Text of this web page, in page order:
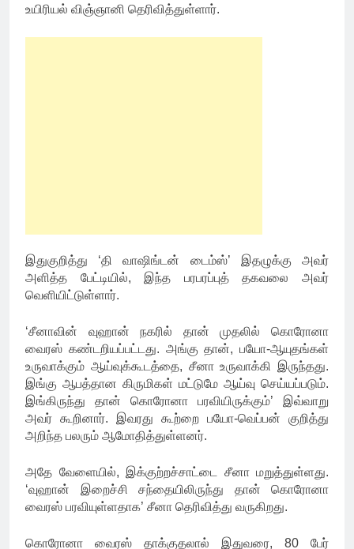
உயிரியல் விஞ்ஞானி தெரிவித்துள்ளார்.
இதுகுறித்து ‘தி வாஷிங்டன் டைம்ஸ்’ இதழுக்கு அவர்
அளித்த பேட்டியில், இந்த பரபரப்புத் தகவலை அவர்
வெளியிட்டுள்ளார்.
‘சீனாவின் வுஹான் நகரில் தான் முதலில் கொரோனா
வைரஸ் கண்டறியப்பட்டது. அங்கு தான், பயோ-ஆயுதங்கள்
உருவாக்கும் ஆய்வுக்கூடத்தை, சீனா உருவாக்கி இருந்தது.
இங்கு ஆபத்தான கிருமிகள் மட்டுமே ஆய்வு செய்யப்படும்.
இங்கிருந்து தான் கொரோனா பரவியிருக்கும்’ இவ்வாறு
அவர் கூறினார். இவரது கூற்றை பயோ-வெப்பன் குறித்து
அறிந்த பலரும் ஆமோதித்துள்ளனர்.
அதே வேளையில், இக்குற்றச்சாட்டை சீனா மறுத்துள்ளது.
‘வுஹான் இறைச்சி சந்தையிலிருந்து தான் கொரோனா
வைரஸ் பரவியுள்ளதாக’ சீனா தெரிவித்து வருகிறது.
கொரோனா வைரஸ் தாக்குதலால் இதுவரை, 80 பேர்